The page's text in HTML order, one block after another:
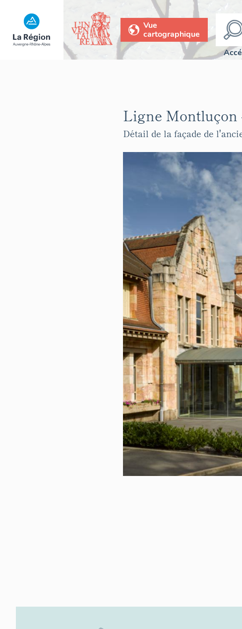
Vue
cartographique
Ligne Montluçon
Détail de la façade de